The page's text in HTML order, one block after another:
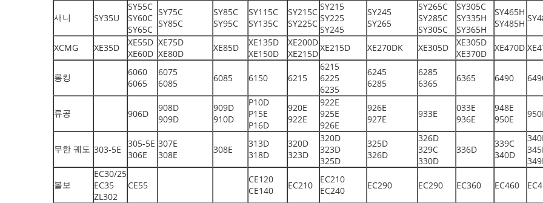
새니 SY35U
SY55C
SY60C
SY65C
SY75C
SY85C
SY85C
SY95C
SY115C
SY135C
SY215C
SY225C
SY215
SY225
SY245
SY245
SY265
SY265C
SY285C
SY305C
SY305C
SY335H
SY365H
SY465H
SY485H
XCMG XE35D
XE55D
XE60D
XE75D
XE80D
XE85D
XE135D
XE150D
XE200D
XE215D
XE215D XE270DK XE305D
XE305D
XE370D
XE470D
롱킹
6060
6065
6075
6085
6085 6150 6215
6215
6225
6235
6245
6285
6285
6365
6365 6490
류공 906D
908D
909D
909D
910D
P10D
P15E
P16D
920E
922E
922E
925E
926E
926E
927E
933E
033E
936E
948E
950E
무한 궤도 303-5E
305-5E
306E
307E
308E
308E
313D
318D
320D
323D
320D
323D
325D
325D
326D
326D
329C
330D
336D
339C
340D
볼보
EC30/25
EC35
ZL302
CE55
CE120
CE140
EC210
EC210
EC240
EC290 EC290 EC360 EC460